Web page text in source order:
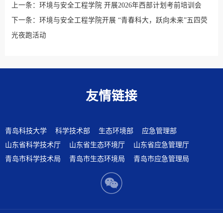
上一条： 环境与安全工程学院 开展2026年西部计划考前培训会
下一条： 环境与安全工程学院开展 “青春科大，跃向未来”五四荧
光夜跑活动
友情链接
青岛科技大学 科学技术部 生态环境部
应急管理部
山东省科学技术厅
山东省生态环境厅
山东省应急管理厅
青岛市科学技术局
青岛市生态环境局 青岛市应急管理局